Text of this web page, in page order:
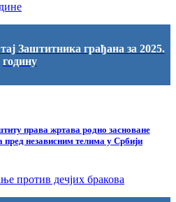
Заштитника грађана за 2025.
годину
права жртава родно засноване
независним телима у Србији
против дечјих бракова